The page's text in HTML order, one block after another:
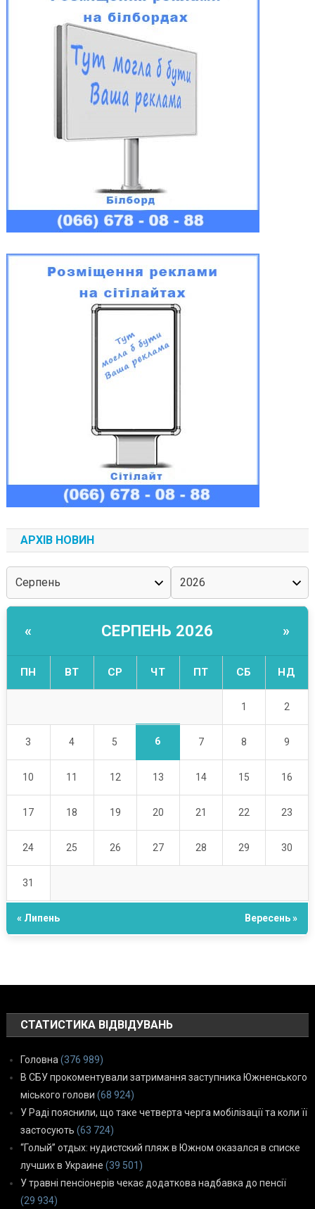
АРХІВ НОВИН
« СЕРПЕНЬ 2026 »
ПН ВТ СР ЧТ ПТ СБ НД
1 2
3 4 5 6 7 8 9
10 11 12 13 14 15 16
17 18 19 20 21 22 23
24 25 26 27 28 29 30
31
« Липень Вересень »
СТАТИСТИКА ВІДВІДУВАНЬ
Головна (376 989)
В СБУ прокоментували затримання заступника Южненського
міського голови (68 924)
У Раді пояснили, що таке четверта черга мобілізації та коли її
застосують (63 724)
“Голый” отдых: нудистский пляж в Южном оказался в списке
лучших в Украине (39 501)
У травні пенсіонерів чекає додаткова надбавка до пенсії
(29 934)